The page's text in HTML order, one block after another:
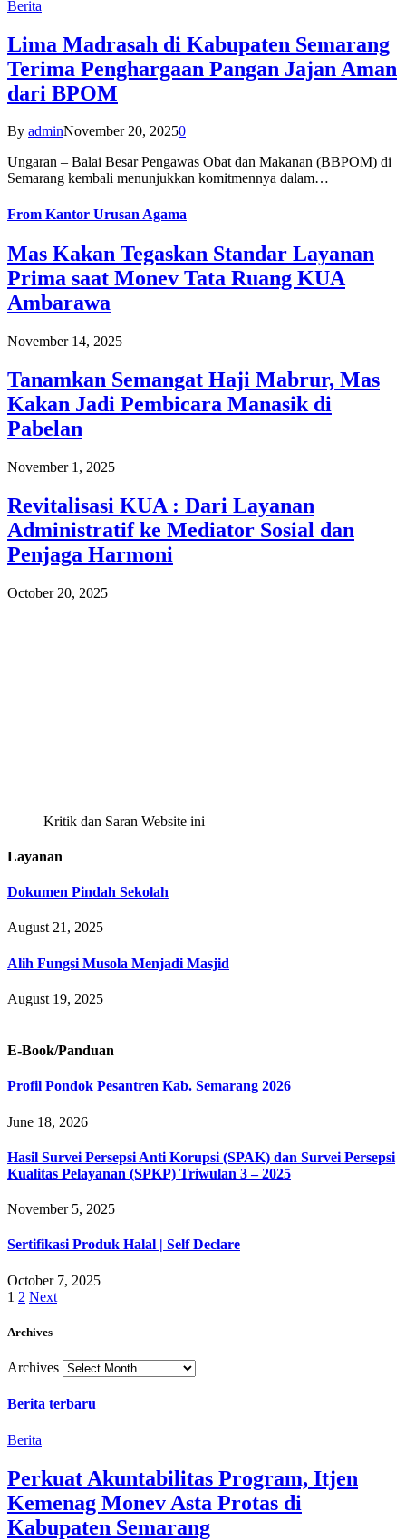
Berita
Lima Madrasah di Kabupaten Semarang
Terima Penghargaan Pangan Jajan Aman
dari BPOM
By adminNovember 20, 20250
Ungaran – Balai Besar Pengawas Obat dan Makanan (BBPOM) di
Semarang kembali menunjukkan komitmennya dalam…
From Kantor Urusan Agama
Mas Kakan Tegaskan Standar Layanan
Prima saat Monev Tata Ruang KUA
Ambarawa
November 14, 2025
Tanamkan Semangat Haji Mabrur, Mas
Kakan Jadi Pembicara Manasik di
Pabelan
November 1, 2025
Revitalisasi KUA : Dari Layanan
Administratif ke Mediator Sosial dan
Penjaga Harmoni
October 20, 2025
Kritik dan Saran Website ini
Layanan
Dokumen Pindah Sekolah
August 21, 2025
Alih Fungsi Musola Menjadi Masjid
August 19, 2025
E-Book/Panduan
Profil Pondok Pesantren Kab. Semarang 2026
June 18, 2026
Hasil Survei Persepsi Anti Korupsi (SPAK) dan Survei Persepsi
Kualitas Pelayanan (SPKP) Triwulan 3 – 2025
November 5, 2025
Sertifikasi Produk Halal | Self Declare
October 7, 2025
1 2 Next
Archives
Archives
Berita terbaru
Berita
Perkuat Akuntabilitas Program, Itjen
Kemenag Monev Asta Protas di
Kabupaten Semarang